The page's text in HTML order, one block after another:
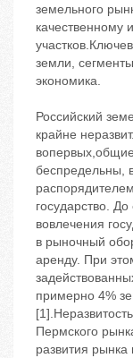
земельного
качественному
земли,
экономика.
Российский
крайне
беспредельны,
государство.
вовлечения
в рыночный
аренду. При
примерно 4%
Пермского
развития